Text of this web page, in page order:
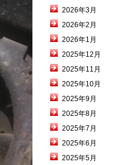
2026年3月
2026年2月
2026年1月
2025年12月
2025年11月
2025年10月
2025年9月
2025年8月
2025年7月
2025年6月
2025年5月